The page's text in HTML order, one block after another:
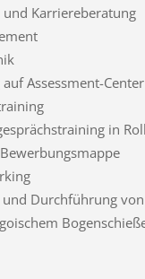
Karriereberatung
Assessment-Center
in
Durchführung von